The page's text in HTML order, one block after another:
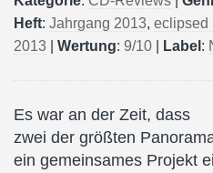
Heft: Jahrgang 2013, eclipsed
2013
Wertung: 9/10 Label :
Es war an der Zeit, dass
zwei der größten
ein gemeinsames Projekt